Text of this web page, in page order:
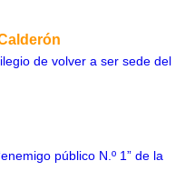
de volver a ser sede del
público N.º 1” de la